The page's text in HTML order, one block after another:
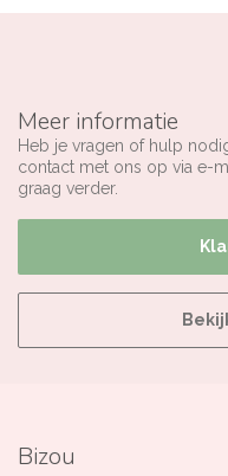
Meer informatie
Heb je vragen of hulp
contact met ons op via e-
graag verder.
Bizou